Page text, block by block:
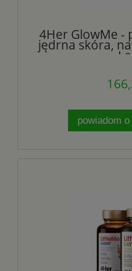
4Her GlowMe -
jędrna skóra,
powiadom